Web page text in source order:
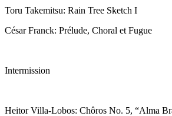
Toru Takemitsu: Rain Tree Sketch I
César Franck: Prélude, Choral et Fugue
Intermission
Heitor Villa-Lobos: Chôros No. 5, “Alma